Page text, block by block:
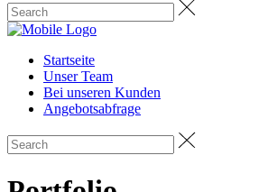
Startseite
Unser Team
Bei unseren Kunden
Angebotsabfrage